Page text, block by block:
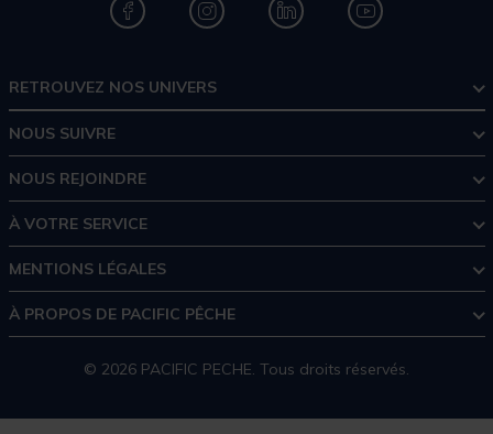
RETROUVEZ NOS UNIVERS
NOUS SUIVRE
NOUS REJOINDRE
À VOTRE SERVICE
MENTIONS LÉGALES
À PROPOS DE PACIFIC PÊCHE
© 2026 PACIFIC PECHE. Tous droits réservés.